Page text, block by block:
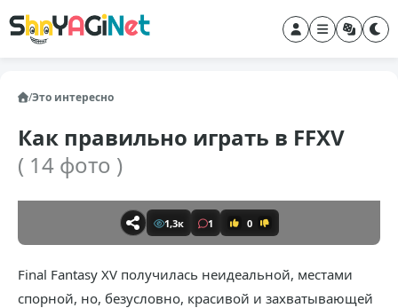
/Это интересно
Как правильно играть в FFXV
( 14 фото )
1,3к 1 0
Final Fantasy XV получилась неидеальной, местами
спорной, но, безусловно, красивой и захватывающей